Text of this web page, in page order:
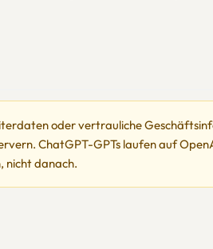
oder vertrauliche
ChatGPT-GPTs laufen auf
nicht danach.